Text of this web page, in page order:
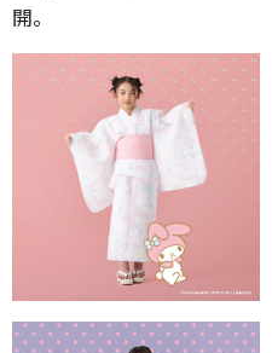
開。